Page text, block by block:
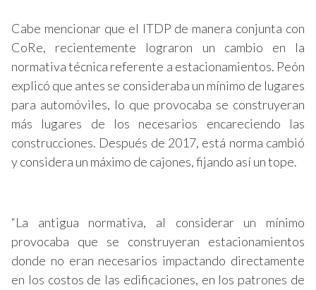
Cabe mencionar que el ITDP de manera conjunta con
CoRe, recientemente lograron un cambio en la
normativa técnica referente a estacionamientos. Peón
explicó que antes se consideraba un mínimo de lugares
para automóviles, lo que provocaba se construyeran
más lugares de los necesarios encareciendo las
construcciones. Después de 2017, está norma cambió
y considera un máximo de cajones, fijando así un tope.
“La antigua normativa, al considerar un mínimo
provocaba que se construyeran estacionamientos
donde no eran necesarios impactando directamente
en los costos de las edificaciones, en los patrones de